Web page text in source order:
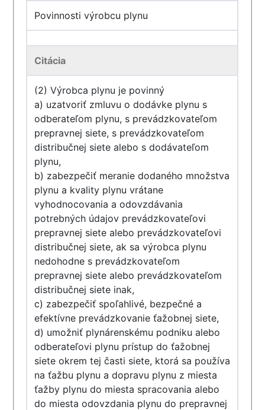
Povinnosti výrobcu plynu
Citácia
(2) Výrobca plynu je povinný
a) uzatvoriť zmluvu o dodávke plynu s
odberateľom plynu, s prevádzkovateľom
prepravnej siete, s prevádzkovateľom
distribučnej siete alebo s dodávateľom
plynu,
b) zabezpečiť meranie dodaného množstva
plynu a kvality plynu vrátane
vyhodnocovania a odovzdávania
potrebných údajov prevádzkovateľovi
prepravnej siete alebo prevádzkovateľovi
distribučnej siete, ak sa výrobca plynu
nedohodne s prevádzkovateľom
prepravnej siete alebo prevádzkovateľom
distribučnej siete inak,
c) zabezpečiť spoľahlivé, bezpečné a
efektívne prevádzkovanie ťažobnej siete,
d) umožniť plynárenskému podniku alebo
odberateľovi plynu prístup do ťažobnej
siete okrem tej časti siete, ktorá sa používa
na ťažbu plynu a dopravu plynu z miesta
ťažby plynu do miesta spracovania alebo
do miesta odovzdania plynu do prepravnej